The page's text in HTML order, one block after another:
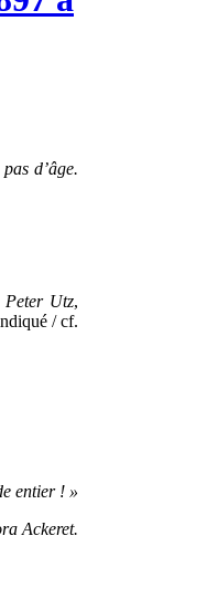
d’âge.
Utz,
/ cf.
entier ! »
Ackeret.